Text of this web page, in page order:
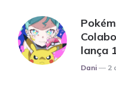
lança
Posted
Dani 2